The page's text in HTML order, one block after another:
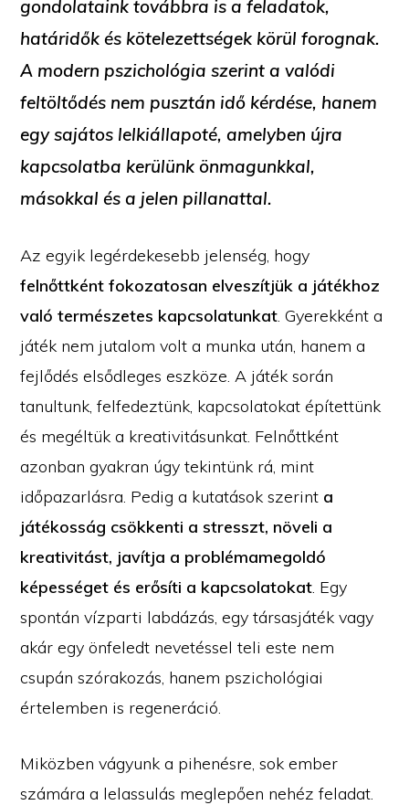
gondolataink továbbra is a feladatok,
határidők és kötelezettségek körül forognak.
A modern pszichológia szerint a valódi
feltöltődés nem pusztán idő kérdése, hanem
egy sajátos lelkiállapoté, amelyben újra
kapcsolatba kerülünk önmagunkkal,
másokkal és a jelen pillanattal.
Az egyik legérdekesebb jelenség, hogy
felnőttként fokozatosan elveszítjük a játékhoz
való természetes kapcsolatunkat. Gyerekként a
játék nem jutalom volt a munka után, hanem a
fejlődés elsődleges eszköze. A játék során
tanultunk, felfedeztünk, kapcsolatokat építettünk
és megéltük a kreativitásunkat. Felnőttként
azonban gyakran úgy tekintünk rá, mint
időpazarlásra. Pedig a kutatások szerint a
játékosság csökkenti a stresszt, növeli a
kreativitást, javítja a problémamegoldó
képességet és erősíti a kapcsolatokat. Egy
spontán vízparti labdázás, egy társasjáték vagy
akár egy önfeledt nevetéssel teli este nem
csupán szórakozás, hanem pszichológiai
értelemben is regeneráció.
Miközben vágyunk a pihenésre, sok ember
számára a lelassulás meglepően nehéz feladat.